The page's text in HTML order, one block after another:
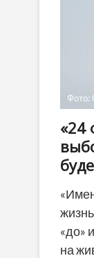
Фото:
«24
«до»
на